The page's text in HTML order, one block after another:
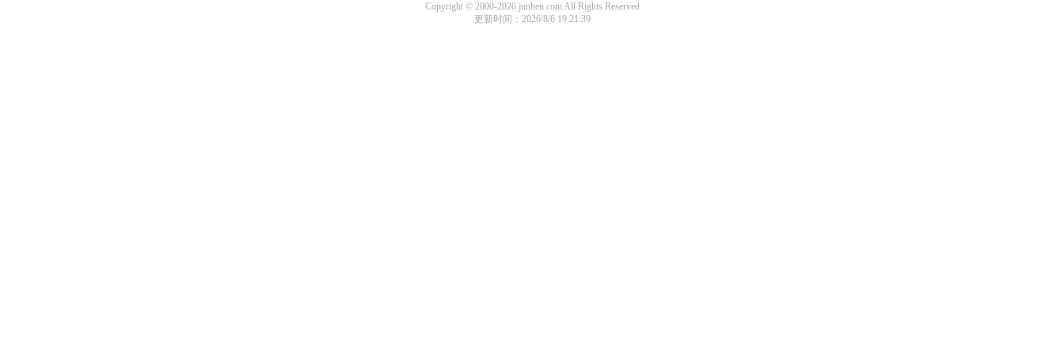
Copyright © 2000-2026 junhen.com All Rights Reserved
更新时间：2026/8/6 19:21:39